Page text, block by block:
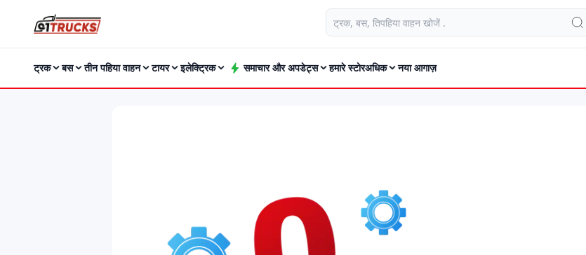
ट्रक बस तीन पहिया वाहन टायर इलेक्ट्रिक समाचार और अपडेट्स हमारे स्टोरअधिक नया आगाज़